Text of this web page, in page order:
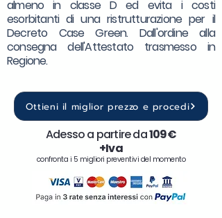
almeno in classe D ed evita i costi
esorbitanti di una ristrutturazione per il
Decreto Case Green. Dall'ordine alla
consegna dell'Attestato trasmesso in
Regione.
Ottieni il miglior prezzo e procedi
Adesso a partire da109€
+Iva
confronta i 5 migliori preventivi del momento